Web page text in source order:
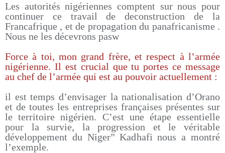
Les autorités nigériennes comptent sur nous pour
continuer ce travail de deconstruction de la
Francafrique , et de propagation du panafricanisme .
Nous ne les décevrons pasw
Force à toi, mon grand frère, et respect à l’armée
nigérienne. Il est crucial que tu portes ce message
au chef de l’armée qui est au pouvoir actuellement :
il est temps d’envisager la nationalisation d’Orano
et de toutes les entreprises françaises présentes sur
le territoire nigérien. C’est une étape essentielle
pour la survie, la progression et le véritable
développement du Niger” Kadhafi nous a montré
l’exemple.